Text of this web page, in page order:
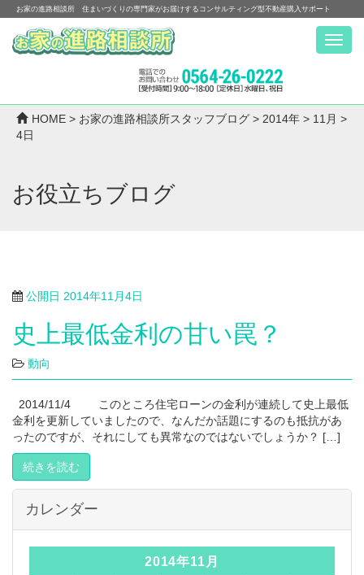
お家の進路相談所 住まいづくりの専門家がお届けするコンサルティング型不動産購入サポート
Menu
HOME > お家の進路相談所スタッフブログ > 2014年 > 11月 >
4日
お役立ちブログ
公開日 2014年11月4日
史上最低金利の甘い罠？
動向
2014/11/4 このところ住宅ローンの金利が連続して史上最低
金利を更新していましたので、なんだか話題にするのも抵抗があ
ったのですが、それにしても異常なのではないでしょうか？ […]
続きを読む
カレンダー
2014年11月